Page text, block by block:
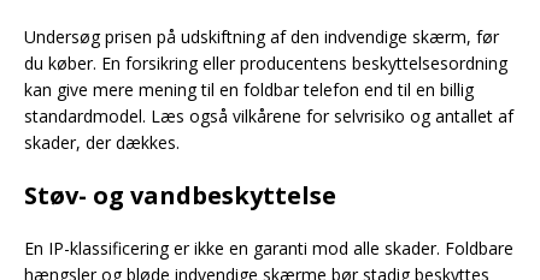
Undersøg prisen på udskiftning af den indvendige skærm, før
du køber. En forsikring eller producentens beskyttelsesordning
kan give mere mening til en foldbar telefon end til en billig
standardmodel. Læs også vilkårene for selvrisiko og antallet af
skader, der dækkes.
Støv- og vandbeskyttelse
En IP-klassificering er ikke en garanti mod alle skader. Foldbare
hængsler og bløde indvendige skærme bør stadig beskyttes